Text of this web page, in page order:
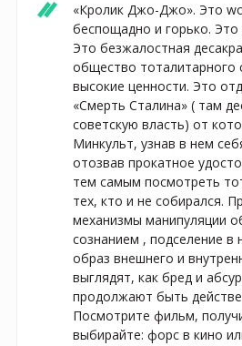
«Кролик Джо-Джо». Это
беспощадно и горько. Это
Это безжалостная
общество тоталитарного
высокие ценности. Это
«Смерть Сталина» ( там
советскую власть) от
Минкульт, узнав в нем
отозвав прокатное
тем самым посмотреть
тех, кто и не собирался.
механизмы манипуляции
сознанием , подселение в
образ внешнего и
выглядят, как бред и
продолжают быть
Посмотрите фильм,
выбирайте: форс в кино